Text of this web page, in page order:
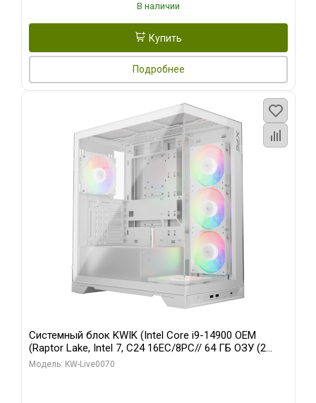
В наличии
Купить
Подробнее
Системный блок KWIK (Intel Core i9-14900 OEM
(Raptor Lake, Intel 7, C24 16EC/8PC// 64 ГБ ОЗУ (2
модуля)/ Gigabyte RTX5080 XTREME WATERFORCE
Модель: KW-Live0070